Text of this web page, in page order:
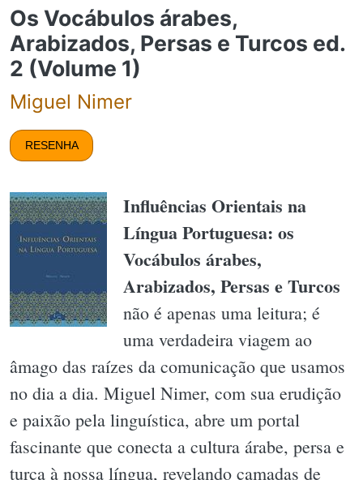
Os Vocábulos árabes,
Arabizados, Persas e Turcos ed.
2 (Volume 1)
Miguel Nimer
RESENHA
Influências Orientais na
Língua Portuguesa: os
Vocábulos árabes,
Arabizados, Persas e Turcos
não é apenas uma leitura; é
uma verdadeira viagem ao
âmago das raízes da comunicação que usamos
no dia a dia. Miguel Nimer, com sua erudição
e paixão pela linguística, abre um portal
fascinante que conecta a cultura árabe, persa e
turca à nossa língua, revelando camadas de